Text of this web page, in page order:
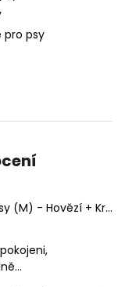
pro psy
Granule pro dospělé psy (M) - Hovězí + Krůtí 9kg
z 5 hvězdiček.